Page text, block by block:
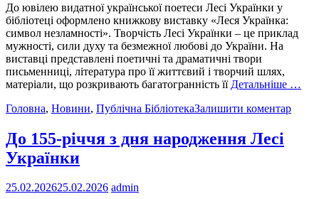
До ювілею видатної української поетеси Лесі Українки у
бібліотеці оформлено книжкову виставку «Леся Українка:
символ незламності». Творчість Лесі Українки – це приклад
мужності, сили духу та безмежної любові до України. На
виставці представлені поетичні та драматичні твори
письменниці, література про її життєвий і творчий шлях,
матеріали, що розкривають багатогранність її Детальніше …
Головна, Новини, Публічна БібліотекаЗалишити коментар
До 155-річчя з дня народження Лесі
Українки
25.02.202625.02.2026 admin